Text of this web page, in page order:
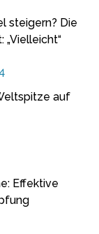
steigern? Die
auf
Effektive